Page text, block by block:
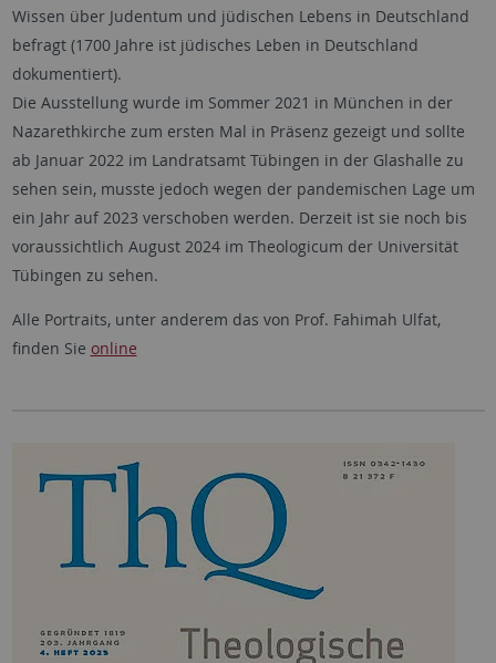
Wissen über Judentum und jüdischen Lebens in Deutschland
befragt (1700 Jahre ist jüdisches Leben in Deutschland
dokumentiert).
Die Ausstellung wurde im Sommer 2021 in München in der
Nazarethkirche zum ersten Mal in Präsenz gezeigt und sollte
ab Januar 2022 im Landratsamt Tübingen in der Glashalle zu
sehen sein, musste jedoch wegen der pandemischen Lage um
ein Jahr auf 2023 verschoben werden. Derzeit ist sie noch bis
voraussichtlich August 2024 im Theologicum der Universität
Tübingen zu sehen.
Alle Portraits, unter anderem das von Prof. Fahimah Ulfat,
finden Sie online